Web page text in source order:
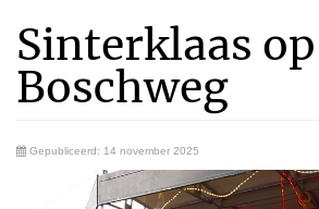
Sinterklaas
Boschweg
Gepubliceerd: 14 november 2025